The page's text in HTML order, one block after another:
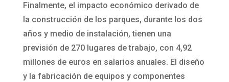
Finalmente, el impacto económico derivado de
la construcción de los parques, durante los dos
años y medio de instalación, tienen una
previsión de 270 lugares de trabajo, con 4,92
millones de euros en salarios anuales. El diseño
y la fabricación de equipos y componentes